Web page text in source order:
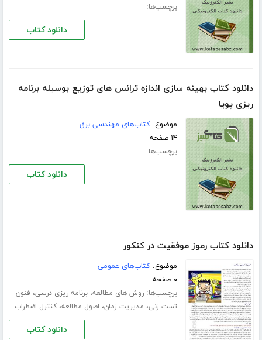
برچسب‌ها:
دانلود کتاب
دانلود کتاب بهینه سازی اندازه ترانس های توزیع بوسیله برنامه
ریزی پویا
موضوع:کتاب‌های مهندسی برق
۱۴ صفحه
برچسب‌ها:
دانلود کتاب
دانلود کتاب رموز موفقیت در کنکور
موضوع:کتاب‌های عمومی
۰ صفحه
برچسب‌ها:روش های مطالعه،برنامه ریزی درسی، فنون
تست زنی، مدیریت زمان، اصول مطالعه،کنترل اضطراب
دانلود کتاب